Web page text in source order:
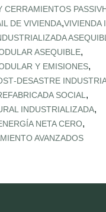
CERRAMIENTOS
DE VIVIENDA,VIVIENDA
ASEQUIBLE,
Y EMISIONES,
SOCIAL ,
INDUSTRIALIZADA,
NETA CERO,
AVANZADOS